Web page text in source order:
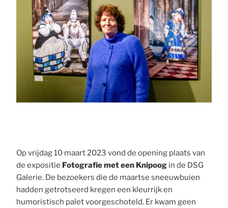
Op vrijdag 10 maart 2023 vond de opening plaats van
de expositie Fotografie met een Knipoog in de DSG
Galerie. De bezoekers die de maartse sneeuwbuien
hadden getrotseerd kregen een kleurrijk en
humoristisch palet voorgeschoteld. Er kwam geen